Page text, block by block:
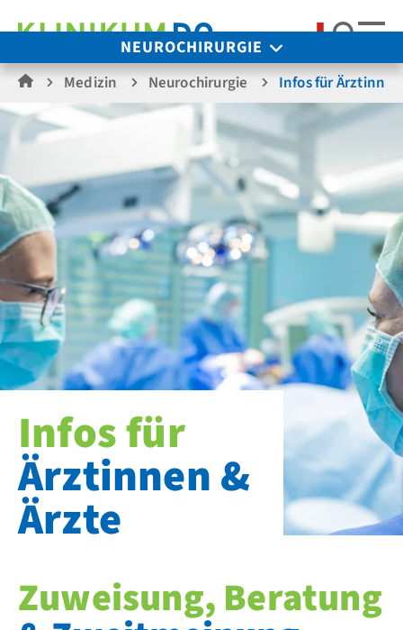
NEUROCHIRURGIE
Medizin Neurochirurgie Infos für
Infos für
Ärztinnen &
Ärzte
Zuweisung, Beratung